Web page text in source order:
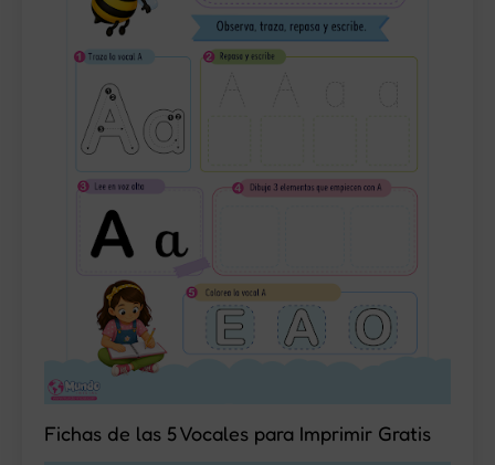
Fichas de las 5 Vocales para Imprimir Gratis